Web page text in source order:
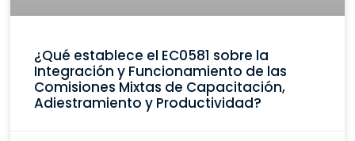
¿Qué establece el EC0581 sobre la
Integración y Funcionamiento de las
Comisiones Mixtas de Capacitación,
Adiestramiento y Productividad?